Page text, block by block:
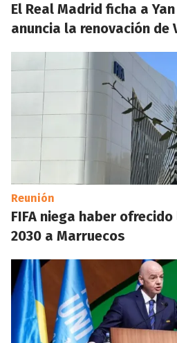
El Real Madrid ficha a
anuncia la renovación de
Reunión
FIFA niega haber
2030 a Marruecos